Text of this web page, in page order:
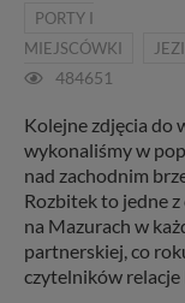
PORTY I
MIEJSCÓWKI
484651
Kolejne zdjęcia do
wykonaliśmy w
nad zachodnim
Rozbitek to jedne
na Mazurach w
partnerskiej, co
czytelników relacje